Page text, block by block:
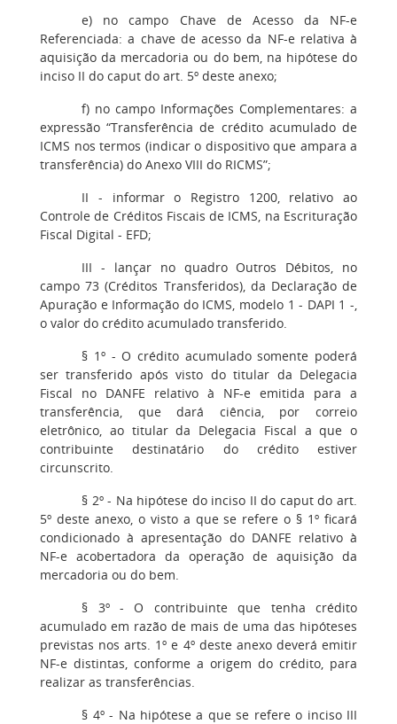
e) no campo Chave de Acesso da NF-e
Referenciada: a chave de acesso da NF-e relativa à
aquisição da mercadoria ou do bem, na hipótese do
inciso II do caput do art. 5º deste anexo;
f) no campo Informações Complementares: a
expressão “Transferência de crédito acumulado de
ICMS nos termos (indicar o dispositivo que ampara a
transferência) do Anexo VIII do RICMS”;
II - informar o Registro 1200, relativo ao
Controle de Créditos Fiscais de ICMS, na Escrituração
Fiscal Digital - EFD;
III - lançar no quadro Outros Débitos, no
campo 73 (Créditos Transferidos), da Declaração de
Apuração e Informação do ICMS, modelo 1 - DAPI 1 -,
o valor do crédito acumulado transferido.
§ 1º - O crédito acumulado somente poderá
ser transferido após visto do titular da Delegacia
Fiscal no DANFE relativo à NF-e emitida para a
transferência, que dará ciência, por correio
eletrônico, ao titular da Delegacia Fiscal a que o
contribuinte destinatário do crédito estiver
circunscrito.
§ 2º - Na hipótese do inciso II do caput do art.
5º deste anexo, o visto a que se refere o § 1º ficará
condicionado à apresentação do DANFE relativo à
NF-e acobertadora da operação de aquisição da
mercadoria ou do bem.
§ 3º - O contribuinte que tenha crédito
acumulado em razão de mais de uma das hipóteses
previstas nos arts. 1º e 4º deste anexo deverá emitir
NF-e distintas, conforme a origem do crédito, para
realizar as transferências.
§ 4º - Na hipótese a que se refere o inciso III